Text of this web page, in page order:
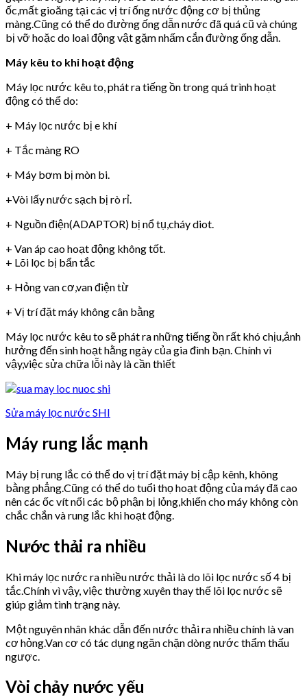
ốc,mất gioăng tại các vị trí ống nước động cơ bị thủng
màng.Cũng có thể do đường ống dẫn nước đã quá cũ và chúng
bị vỡ hoặc do loai động vật gặm nhấm cắn đường ống dẫn.
Máy kêu to khi hoạt động
Máy lọc nước kêu to, phát ra tiếng ồn trong quá trình hoạt
động có thể do:
+ Máy lọc nước bị e khí
+ Tắc màng RO
+ Máy bơm bị mòn bi.
+Vòi lấy nước sạch bị rò rỉ.
+ Nguồn điện(ADAPTOR) bị nổ tụ,cháy diot.
+ Van áp cao hoạt động không tốt.
+ Lõi lọc bị bẩn tắc
+ Hỏng van cơ,van điện từ
+ Vị trí đặt máy không cân bằng
Máy lọc nước kêu to sẽ phát ra những tiếng ồn rất khó chịu,ảnh
hưởng đến sinh hoạt hằng ngày của gia đình bạn. Chính vì
vậy,việc sửa chữa lỗi này là cần thiết
Sửa máy lọc nước SHI
Máy rung lắc mạnh
Máy bị rung lắc có thể do vị trí đặt máy bị cập kênh, không
bằng phẳng.Cũng có thể do tuổi thọ hoạt động của máy đã cao
nên các ốc vít nối các bộ phận bị lỏng,khiến cho máy không còn
chắc chắn và rung lắc khi hoạt động.
Nước thải ra nhiều
Khi máy lọc nước ra nhiều nước thải là do lõi lọc nước số 4 bị
tắc.Chính vì vậy, việc thường xuyên thay thế lõi lọc nước sẽ
giúp giảm tình trạng này.
Một nguyên nhân khác dẫn đến nước thải ra nhiều chính là van
cơ hỏng.Van cơ có tác dụng ngăn chặn dòng nước thẩm thấu
ngược.
Vòi chảy nước yếu